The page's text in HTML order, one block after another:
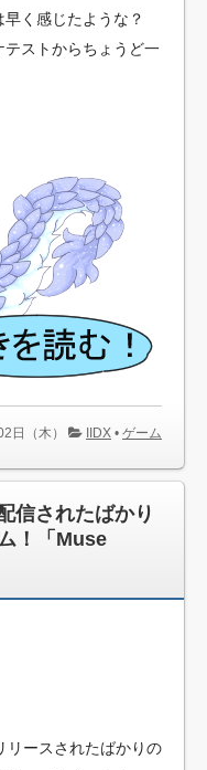
御ゼロ・回復スキル
テス、グレイトドラゴ
!!!エピソード&東方楽
の発信力 日本はアニ
警視庁怪異事
その128
について
きやまだまだニヤニヤ
のマンガの主人公に
ペーングッズ詳細ｷﾀ
生をナンパした結果
ウルブズロードモンタ
ノワレキューレ』がPS4
く感じたような？
テストからちょうど一
日（木） IIDX • ゲーム
信されたばかり
！「Muse
ースされたばかりの